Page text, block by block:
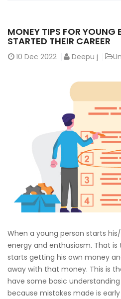
MONEY TIPS FOR YOUNG
STARTED THEIR CAREER
10 Dec 2022 Deepu j
When a young person starts
energy and enthusiasm. That
starts getting his own money
away with that money. This is
have some basic
because mistakes made is